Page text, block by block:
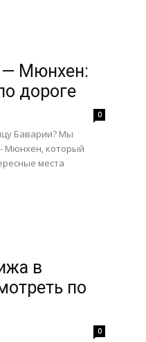
Мюнхен:
дороге
0
Баварии? Мы
Мюнхен, который
места
в
по
0